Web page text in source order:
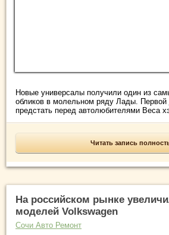
Новые универсалы получили один из
обликов в молельном ряду Лады.
предстать перед автолюбителями Веса
Читать запись
На российском рынке
моделей Volkswagen
Сочи Авто Ремонт